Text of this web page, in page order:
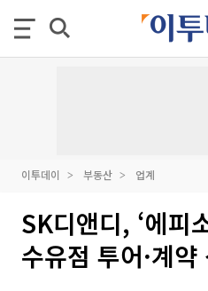
이투데이 부동산 업계
SK디앤디, ‘에피
수유점 투어·계약